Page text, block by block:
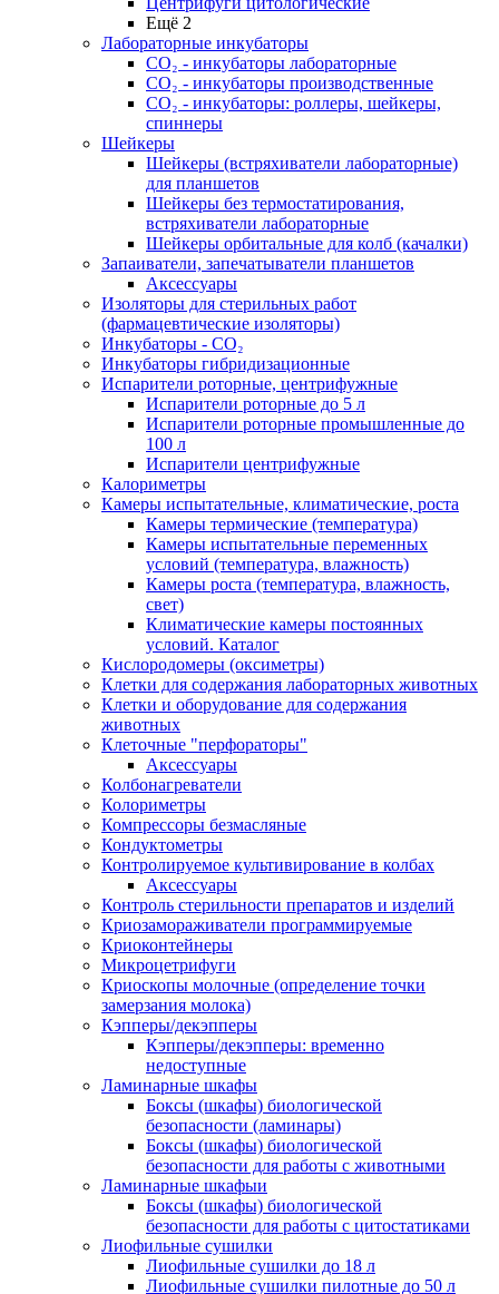
Ещё 2
Лабораторные инкубаторы
СО₂ - инкубаторы лабораторные
СО₂ - инкубаторы производственные
СО₂ - инкубаторы: роллеры, шейкеры,
спиннеры
Шейкеры
Шейкеры (встряхиватели лабораторные)
для планшетов
Шейкеры без термостатирования,
встряхиватели лабораторные
Шейкеры орбитальные для колб (качалки)
Запаиватели, запечатыватели планшетов
Аксессуары
Изоляторы для стерильных работ
(фармацевтические изоляторы)
Инкубаторы - CO₂
Инкубаторы гибридизационные
Испарители роторные, центрифужные
Испарители роторные до 5 л
Испарители роторные промышленные до
100 л
Испарители центрифужные
Калориметры
Камеры испытательные, климатические, роста
Камеры термические (температура)
Камеры испытательные переменных
условий (температура, влажность)
Камеры роста (температура, влажность,
свет)
Климатические камеры постоянных
условий. Каталог
Кислородомеры (оксиметры)
Клетки для содержания лабораторных животных
Клетки и оборудование для содержания
животных
Клеточные "перфораторы"
Аксессуары
Колбонагреватели
Колориметры
Компрессоры безмасляные
Кондуктометры
Контролируемое культивирование в колбах
Аксессуары
Контроль стерильности препаратов и изделий
Криозамораживатели программируемые
Криоконтейнеры
Микроцетрифуги
Криоскопы молочные (определение точки
замерзания молока)
Кэпперы/декэпперы
Кэпперы/декэпперы: временно
недоступные
Ламинарные шкафы
Боксы (шкафы) биологической
безопасности (ламинары)
Боксы (шкафы) биологической
безопасности для работы с животными
Ламинарные шкафыи
Боксы (шкафы) биологической
безопасности для работы с цитостатиками
Лиофильные сушилки
Лиофильные сушилки до 18 л
Лиофильные сушилки пилотные до 50 л